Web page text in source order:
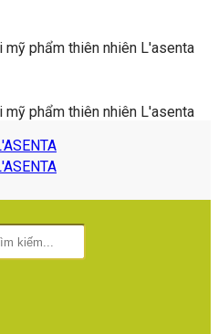
mỹ phẩm thiên nhiên L'asenta
mỹ phẩm thiên nhiên L'asenta